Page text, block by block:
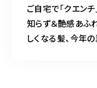
ご自宅で「クエン
知らず＆艶感あふ
しくなる髪、今年